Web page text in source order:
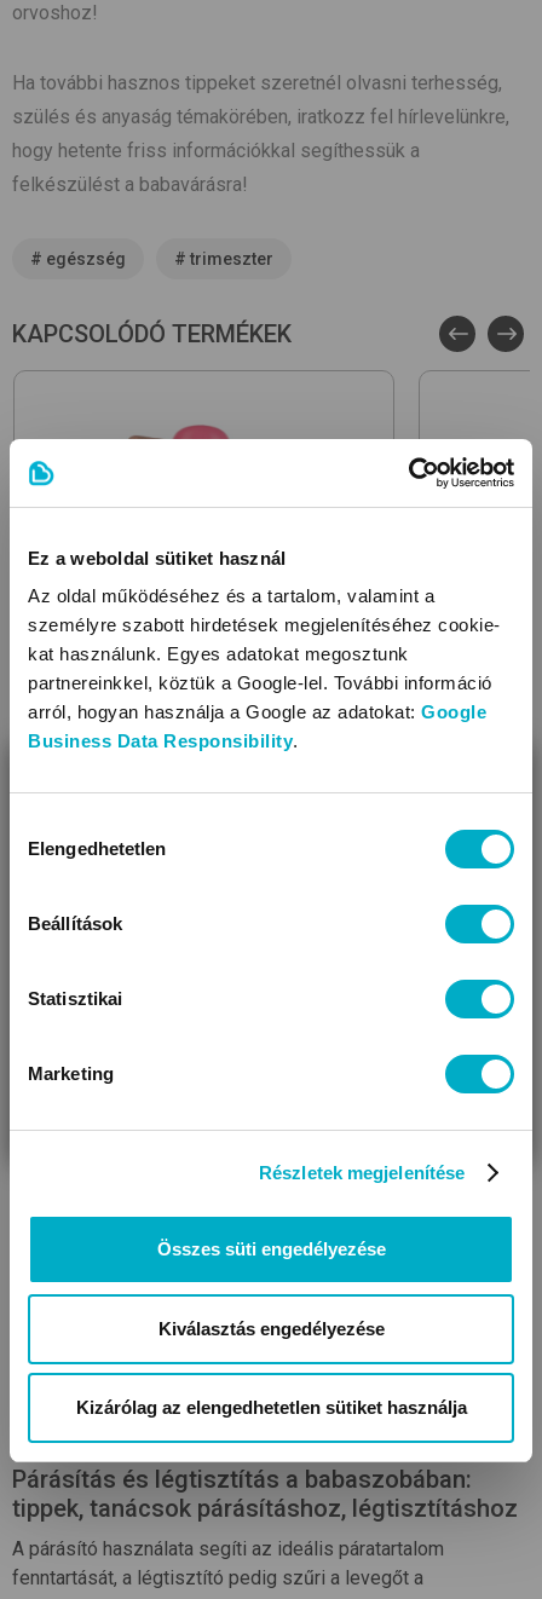
Ez a weboldal sütiket használ
Az oldal működéséhez és a tartalom, valamint a
személyre szabott hirdetések megjelenítéséhez cookie-
kat használunk. Egyes adatokat megosztunk
partnereinkkel, köztük a Google-lel. További információ
arról, hogyan használja a Google az adatokat: Google
Business Data Responsibility.
kiválasztása
Elengedhetetlen
Beállítások
Statisztikai
Marketing
Részletek megjelenítése
Összes süti engedélyezése
Kiválasztás engedélyezése
Kizárólag az elengedhetetlen sütiket használja
orvoshoz!
Ha további hasznos tippeket szeretnél olvasni terhesség,
szülés és anyaság témakörében, iratkozz fel hírlevelünkre,
hogy hetente friss információkkal segíthessük a
felkészülést a babavárásra!
# egészség # trimeszter
KAPCSOLÓDÓ TERMÉKEK
Upside Down Bidet For Postpartum Care
4 599
Post Birth
5 760
KAPCSOLÓDÓ BLOGCIKKEK
Párásítás és légtisztítás a babaszobában:
tippek, tanácsok párásításhoz, légtisztításhoz
A párásító használata segíti az ideális páratartalom
fenntartását, a légtisztító pedig szűri a levegőt a
Úgy látjuk, most jársz nálunk először!
VÁRANDÓS
AJÁNDÉKOT